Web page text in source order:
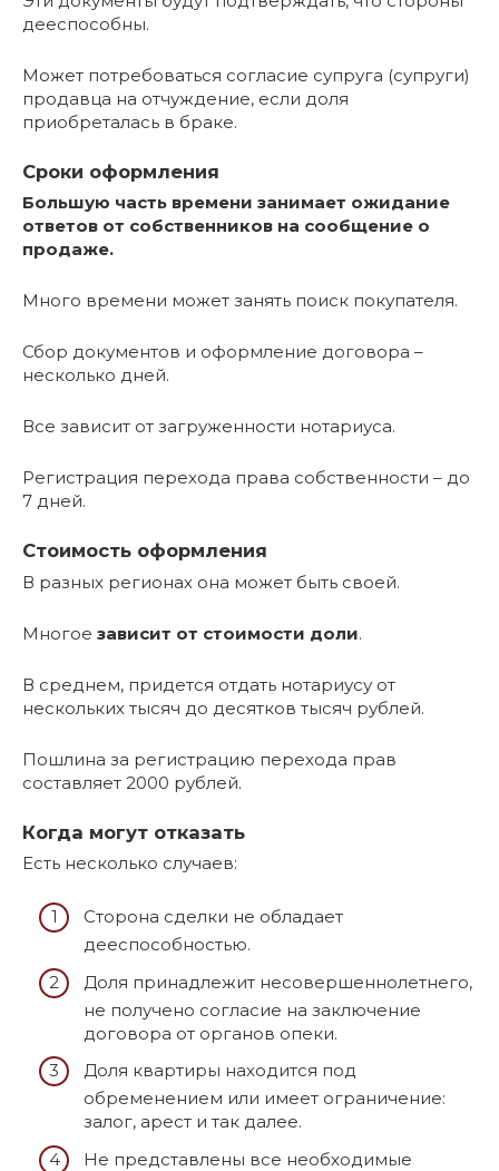
дееспособны.
Может потребоваться согласие супруга (супруги)
продавца на отчуждение, если доля
приобреталась в браке.
Сроки оформления
Большую часть времени занимает ожидание
ответов от собственников на сообщение о
продаже.
Много времени может занять поиск покупателя.
Сбор документов и оформление договора –
несколько дней.
Все зависит от загруженности нотариуса.
Регистрация перехода права собственности – до
7 дней.
Стоимость оформления
В разных регионах она может быть своей.
Многое зависит от стоимости доли.
В среднем, придется отдать нотариусу от
нескольких тысяч до десятков тысяч рублей.
Пошлина за регистрацию перехода прав
составляет 2000 рублей.
Когда могут отказать
Есть несколько случаев:
Сторона сделки не обладает
дееспособностью.
Доля принадлежит несовершеннолетнего,
не получено согласие на заключение
договора от органов опеки.
Доля квартиры находится под
обременением или имеет ограничение:
залог, арест и так далее.
Не представлены все необходимые